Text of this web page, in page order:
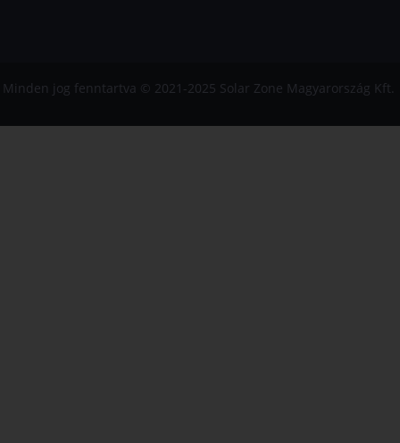
Minden jog fenntartva © 2021-2025 Solar Zone Magyarország Kft.